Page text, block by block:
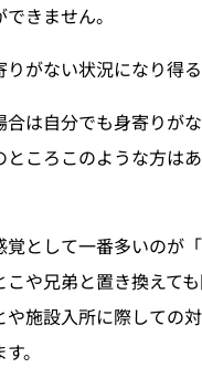
きません。
がない状況になり得る
合は自分でも身寄りが
ころこのような方は
として一番多いのが
や兄弟と置き換えて
施設入所に際しての
。